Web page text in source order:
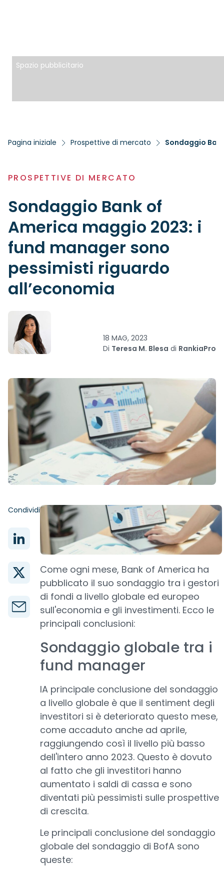
Spazio pubblicitario
Pagina iniziale Prospettive di mercato
PROSPETTIVE DI MERCATO
Sondaggio Bank of
America maggio 2023: i
fund manager sono
pessimisti riguardo
all’economia
18 MAG, 2023
Di Teresa M. Blesa di RankiaPro
Condividi
Come ogni mese, Bank of America ha
pubblicato il suo sondaggio tra i gestori
di fondi a livello globale ed europeo
sull'economia e gli investimenti. Ecco le
principali conclusioni:
Sondaggio globale tra i
fund manager
lA principale conclusione del sondaggio
a livello globale è que il sentiment degli
investitori si è deteriorato questo mese,
come accaduto anche ad aprile,
raggiungendo così il livello più basso
dell'intero anno 2023. Questo è dovuto
al fatto che gli investitori hanno
aumentato i saldi di cassa e sono
diventati più pessimisti sulle prospettive
di crescita.
Le principali conclusione del sondaggio
globale del sondaggio di BofA sono
queste: